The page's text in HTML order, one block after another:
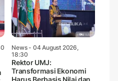
News- 04 August 2026,
18:30
Rektor UMJ:
Transformasi Ekonomi